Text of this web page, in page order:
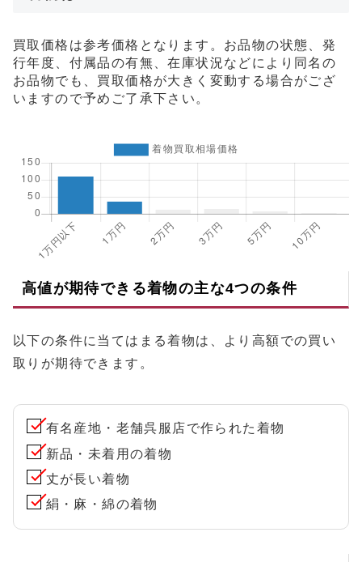
買取価格は参考価格となります。お品物の状態、発
行年度、付属品の有無、在庫状況などにより同名の
お品物でも、買取価格が大きく変動する場合がござ
いますので予めご了承下さい。
高値が期待できる着物の主な4つの条件
以下の条件に当てはまる着物は、より高額での買い
取りが期待できます。
有名産地・老舗呉服店で作られた着物
新品・未着用の着物
丈が長い着物
絹・麻・綿の着物